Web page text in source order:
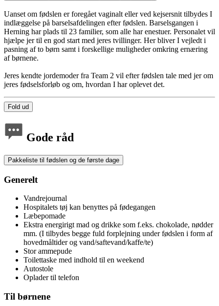
Uanset om fødslen er foregået vaginalt eller ved kejsersnit tilbydes I
indlæggelse på barselsafdelingen efter fødslen. Barselsgangen i
Herning har plads til 23 familier, som alle har enestuer. Personalet vil
hjælpe jer til en god start med jeres tvillinger. Her bliver I vejledt i
pasning af to børn samt i forskellige muligheder omkring ernæring
af børnene.
Jeres kendte jordemoder fra Team 2 vil efter fødslen tale med jer om
jeres fødselsforløb og om, hvordan I har oplevet det.
Fold ud
Gode råd
Pakkeliste til fødslen og de første dage
Generelt
Vandrejournal
Hospitalets tøj kan benyttes på fødegangen
Læbepomade
Ekstra energirigt mad og drikke som f.eks. chokolade, nødder
mm. (I tilbydes begge fuld forplejning under fødslen i form af
hovedmåltider og vand/saftevand/kaffe/te)
Stor ammepude
Toilettaske med indhold til en weekend
Autostole
Oplader til telefon
Til børnene